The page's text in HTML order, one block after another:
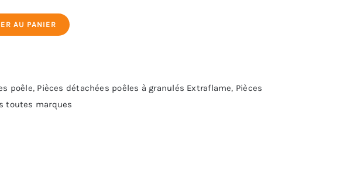
AU PANIER
poêle, Pièces détachées poêles à granulés Extraflame, Pièces
toutes marques